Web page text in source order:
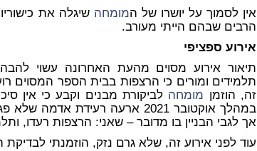
אין לסמוך על יושרו של המומחה שיגלה את
הרבים שבהם הייתי מעורב.
אירוע ספציפי
תיאור אירוע מסוים מהעת האחרונה עשוי
תלמידים ומורים כי הרצפות בבית הספר המסוים
זה, הוזמן מומחה לביקורת מבנים וקבע כי אין
במהלך אוקטובר 2021 ארעה
אך לגבי הבניין בו מדובר – שאני: הרצפות רעדו,
עוד לפני אירוע זה, שלא גרם נזק, הוזמנתי